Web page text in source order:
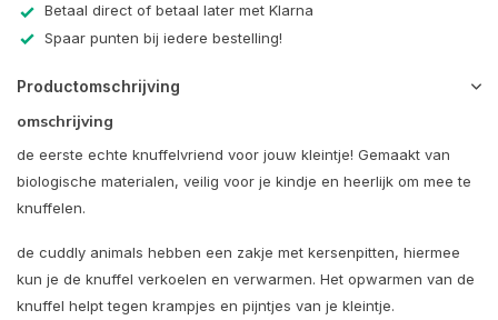
Betaal direct of betaal later met Klarna
Spaar punten bij iedere bestelling!
Productomschrijving
omschrijving
de eerste echte knuffelvriend voor jouw kleintje! Gemaakt van
biologische materialen, veilig voor je kindje en heerlijk om mee te
knuffelen.
de cuddly animals hebben een zakje met kersenpitten, hiermee
kun je de knuffel verkoelen en verwarmen. Het opwarmen van de
knuffel helpt tegen krampjes en pijntjes van je kleintje.